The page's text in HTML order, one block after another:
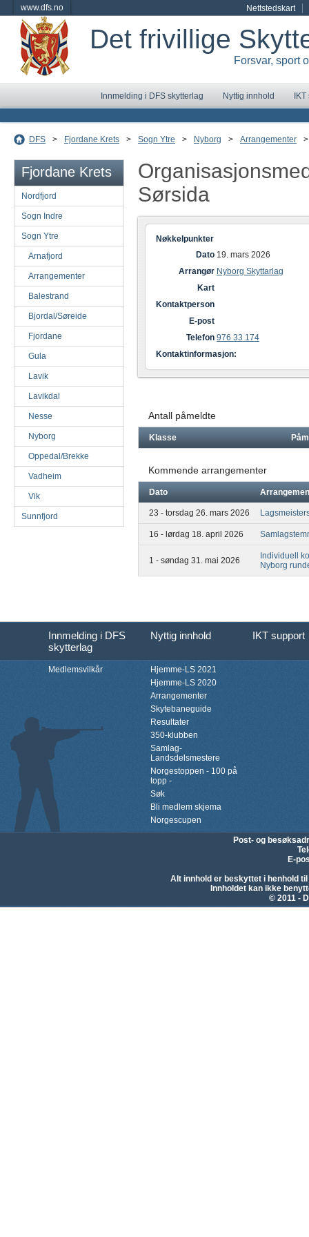
www.dfs.no Nettstedskart
Det frivillige
Forsvar, sport
Innmelding i DFS skytterlag Nyttig innhold
DFS > Fjordane Krets > Sogn Ytre > Nyborg > Arrangementer >
Fjordane Krets
Nordfjord
Sogn Indre
Sogn Ytre
Arnafjord
Arrangementer
Balestrand
Bjordal/Søreide
Fjordane
Gula
Lavik
Lavikdal
Nesse
Nyborg
Oppedal/Brekke
Vadheim
Vik
Sunnfjord
Sørsida
Nøkkelpunkter
Dato 19. mars 2026
Arrangør Nyborg Skyttarlag
Kart
Kontaktperson
E-post
Telefon 976 33 174
Kontaktinformasjon:
Antall påmeldte
Klasse
Kommende arrangementer
Dato
23 - torsdag 26. mars 2026
16 - lørdag 18. april 2026
1 - søndag 31. mai 2026
Individuell
Nyborg
Innmelding i DFS
skytterlag
Nyttig innhold IKT support
Medlemsvilkår
Hjemme-LS 2021
Hjemme-LS 2020
Arrangementer
Skytebaneguide
Resultater
350-klubben
Samlag-
Landsdelsmestere
Norgestoppen - 100 på
topp -
Søk
Bli medlem skjema
Norgescupen
Post- og
E-
Alt innhold er beskyttet i henhold
Innholdet kan ikke
© 2011 -